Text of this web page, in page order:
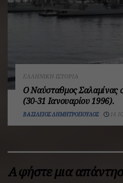
ΕΛΛΗΝΙΚΉ ΙΣΤΟΡΊΑ
Ο Ναύσταθμος Σαλαμίνας
(30-31 Ιανουαρίου 1996).
ΒΑΣΊΛΕΙΟΣ ΔΗΜΗΤΡΌΠΟΥΛΟΣ 16
Αφήστε μια